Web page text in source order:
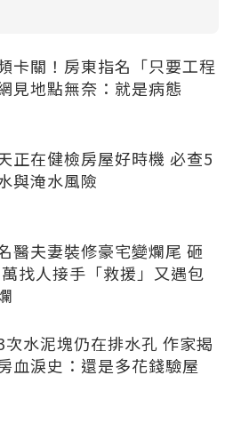
卡關！房東指名「只要工程
見地點無奈：就是病態
正在健檢房屋好時機 必查5
與淹水風險
醫夫妻裝修豪宅變爛尾 砸
找人接手「救援」又遇包
次水泥塊仍在排水孔 作家揭
血淚史：還是多花錢驗屋